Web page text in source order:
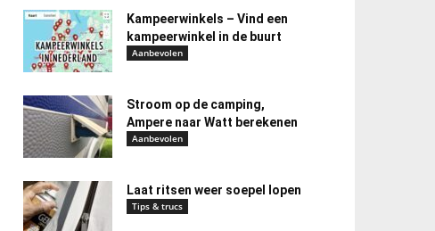
Kampeerwinkels – Vind een
kampeerwinkel in de buurt
Aanbevolen
Stroom op de camping,
Ampere naar Watt berekenen
Aanbevolen
Laat ritsen weer soepel lopen
Tips & trucs